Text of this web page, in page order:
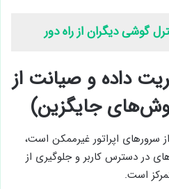
گوشی دیگران از راه دور
داده و صیانت از
جایگزین)
از آنجا که حذف داده‌های CDR از سرورهای اپراتور غیرممکن است،
در دسترس کاربر و جلوگیری از
است.